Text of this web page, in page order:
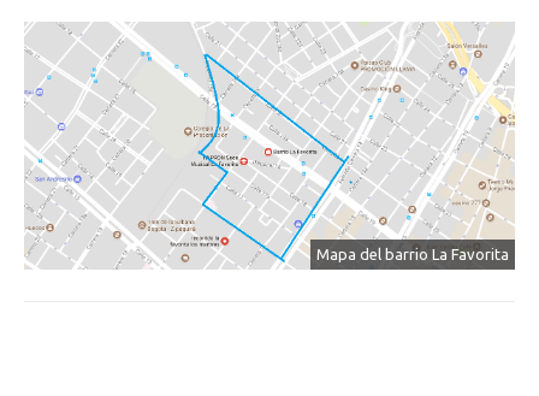
Mapa del barrio La Favorita